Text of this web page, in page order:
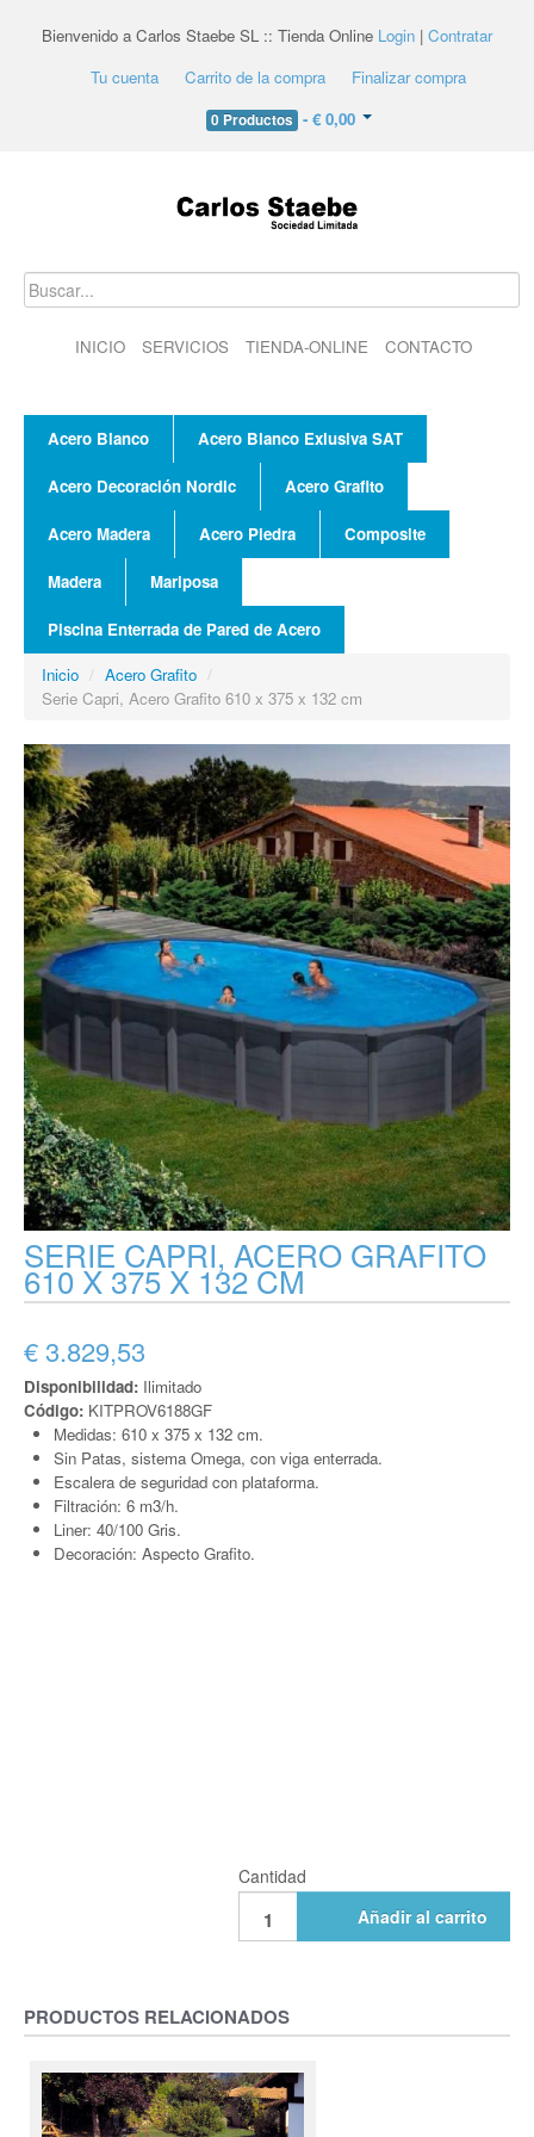
Bienvenido a Carlos Staebe SL :: Tienda Online Login | Contratar
Tu cuenta
Carrito de la compra Finalizar compra
0 Productos - € 0,00
INICIO SERVICIOS TIENDA-ONLINE CONTACTO
Acero Blanco Acero Blanco Exlusiva SAT
Acero Decoración Nordic Acero Grafito
Acero Madera Acero Piedra Composite
Madera Mariposa
Piscina Enterrada de Pared de Acero
Inicio / Acero Grafito /
Serie Capri, Acero Grafito 610 x 375 x 132 cm
SERIE CAPRI, ACERO GRAFITO
610 X 375 X 132 CM
€ 3.829,53
Disponibilidad: Ilimitado
Código: KITPROV6188GF
Medidas: 610 x 375 x 132 cm.
Sin Patas, sistema Omega, con viga enterrada.
Escalera de seguridad con plataforma.
Filtración: 6 m3/h.
Liner: 40/100 Gris.
Decoración: Aspecto Grafito.
Cantidad
Añadir al carrito
PRODUCTOS RELACIONADOS